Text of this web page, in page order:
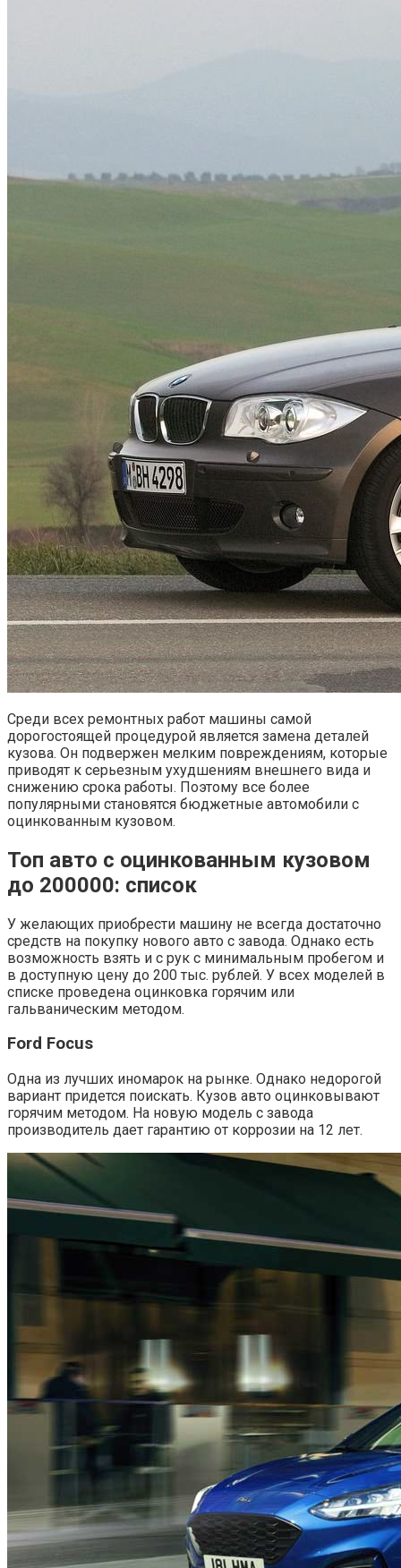
Среди всех ремонтных работ машины самой
дорогостоящей процедурой является замена деталей
кузова. Он подвержен мелким повреждениям, которые
приводят к серьезным ухудшениям внешнего вида и
снижению срока работы. Поэтому все более
популярными становятся бюджетные автомобили с
оцинкованным кузовом.
Топ авто с оцинкованным кузовом
до 200000: список
У желающих приобрести машину не всегда достаточно
средств на покупку нового авто с завода. Однако есть
возможность взять и с рук с минимальным пробегом и
в доступную цену до 200 тыс. рублей. У всех моделей в
списке проведена оцинковка горячим или
гальваническим методом.
Ford Focus
Одна из лучших иномарок на рынке. Однако недорогой
вариант придется поискать. Кузов авто оцинковывают
горячим методом. На новую модель с завода
производитель дает гарантию от коррозии на 12 лет.